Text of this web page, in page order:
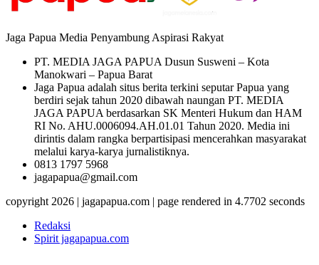
Jaga Papua Media Penyambung Aspirasi Rakyat
PT. MEDIA JAGA PAPUA Dusun Susweni – Kota
Manokwari – Papua Barat
Jaga Papua adalah situs berita terkini seputar Papua yang
berdiri sejak tahun 2020 dibawah naungan PT. MEDIA
JAGA PAPUA berdasarkan SK Menteri Hukum dan HAM
RI No. AHU.0006094.AH.01.01 Tahun 2020. Media ini
dirintis dalam rangka berpartisipasi mencerahkan masyarakat
melalui karya-karya jurnalistiknya.
0813 1797 5968
jagapapua@gmail.com
copyright 2026 | jagapapua.com | page rendered in 4.7702 seconds
Redaksi
Spirit jagapapua.com